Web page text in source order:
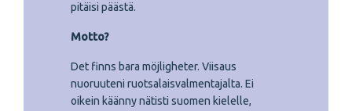
pitäisi päästä.
Motto?
Det finns bara möjligheter. Viisaus
nuoruuteni ruotsalaisvalmentajalta. Ei
oikein käänny nätisti suomen kielelle,